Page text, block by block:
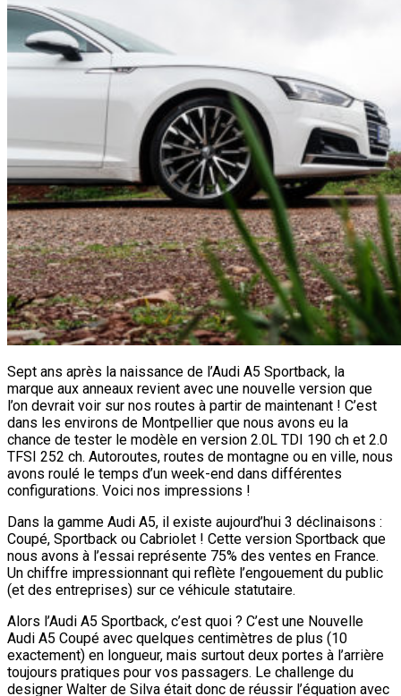
Sept ans après la naissance de l’Audi A5 Sportback, la
marque aux anneaux revient avec une nouvelle version que
l’on devrait voir sur nos routes à partir de maintenant ! C’est
dans les environs de Montpellier que nous avons eu la
chance de tester le modèle en version 2.0L TDI 190 ch et 2.0
TFSI 252 ch. Autoroutes, routes de montagne ou en ville, nous
avons roulé le temps d’un week-end dans différentes
configurations. Voici nos impressions !
Dans la gamme Audi A5, il existe aujourd’hui 3 déclinaisons :
Coupé, Sportback ou Cabriolet ! Cette version Sportback que
nous avons à l’essai représente 75% des ventes en France.
Un chiffre impressionnant qui reflète l’engouement du public
(et des entreprises) sur ce véhicule statutaire.
Alors l’Audi A5 Sportback, c’est quoi ? C’est une Nouvelle
Audi A5 Coupé avec quelques centimètres de plus (10
exactement) en longueur, mais surtout deux portes à l’arrière
toujours pratiques pour vos passagers. Le challenge du
designer Walter de Silva était donc de réussir l’équation avec